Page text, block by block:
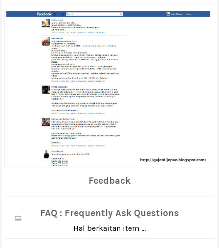
Feedback
FAQ : Frequently Ask Questions
Hal berkaitan item ...